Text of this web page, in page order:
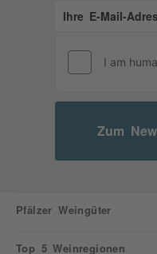
Zum
Pfälzer Weingüter
Top 5 Weinregionen